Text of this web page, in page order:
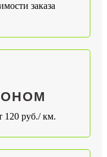
заказа
120 руб./ км.